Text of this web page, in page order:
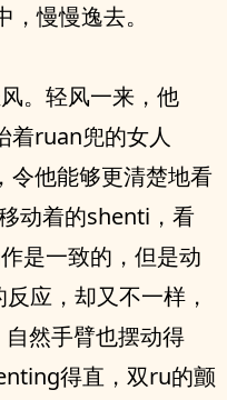
慢慢逸去。
。轻风一来，他
着ruan兜的女人
令他能够更清楚地看
动着的shenti，看
是一致的，但是动
应，却又不一样，
然手臂也摆动得
得直，双ru的颤